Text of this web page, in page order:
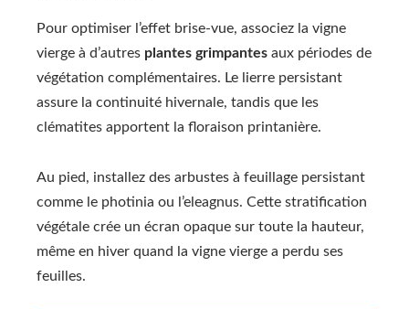
Pour optimiser l’effet brise-vue, associez la vigne
vierge à d’autres plantes grimpantes aux périodes de
végétation complémentaires. Le lierre persistant
assure la continuité hivernale, tandis que les
clématites apportent la floraison printanière.
Au pied, installez des arbustes à feuillage persistant
comme le photinia ou l’eleagnus. Cette stratification
végétale crée un écran opaque sur toute la hauteur,
même en hiver quand la vigne vierge a perdu ses
feuilles.